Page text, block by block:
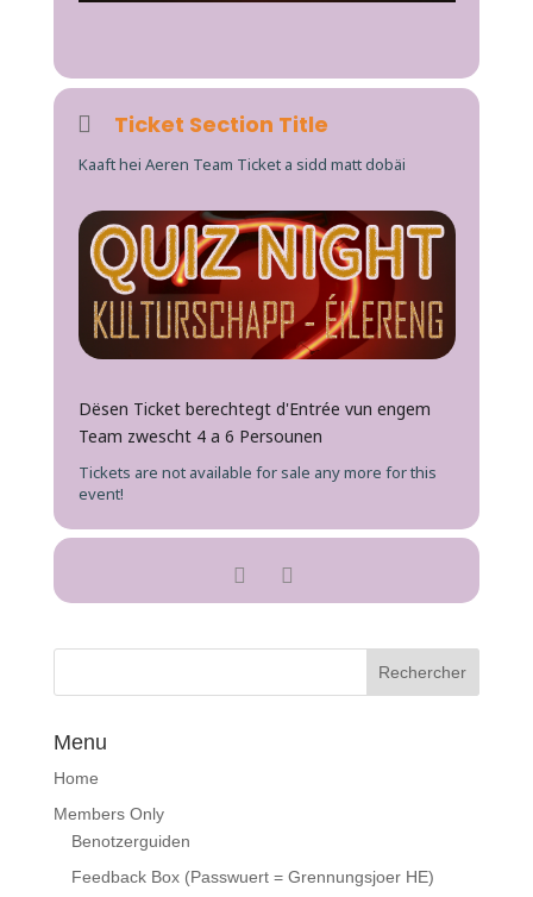
Ticket Section Title
Kaaft hei Aeren Team Ticket a sidd matt dobäi
Dësen Ticket berechtegt d'Entrée vun engem
Team zwescht 4 a 6 Persounen
Tickets are not available for sale any more for this
event!
Menu
Home
Members Only
Benotzerguiden
Feedback Box (Passwuert = Grennungsjoer HE)